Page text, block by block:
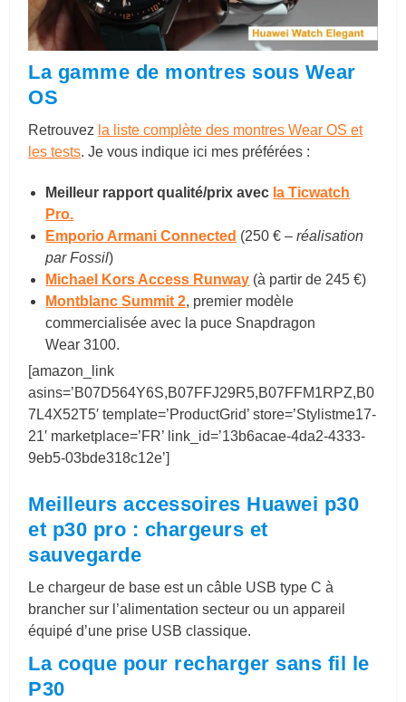
La gamme de montres sous Wear
OS
Retrouvez la liste complète des montres Wear OS et
les tests. Je vous indique ici mes préférées :
Meilleur rapport qualité/prix avec la Ticwatch
Pro.
Emporio Armani Connected (250 € –réalisation
par Fossil)
Michael Kors Access Runway (à partir de 245 €)
Montblanc Summit 2, premier modèle
commercialisée avec la puce Snapdragon
Wear 3100.
[amazon_link
asins=’B07D564Y6S,B07FFJ29R5,B07FFM1RPZ,B0
7L4X52T5′ template=’ProductGrid’ store=’Stylistme17-
21′ marketplace=’FR’ link_id=’13b6acae-4da2-4333-
9eb5-03bde318c12e’]
Meilleurs accessoires Huawei p30
et p30 pro : chargeurs et
sauvegarde
Le chargeur de base est un câble USB type C à
brancher sur l’alimentation secteur ou un appareil
équipé d’une prise USB classique.
La coque pour recharger sans fil le
P30